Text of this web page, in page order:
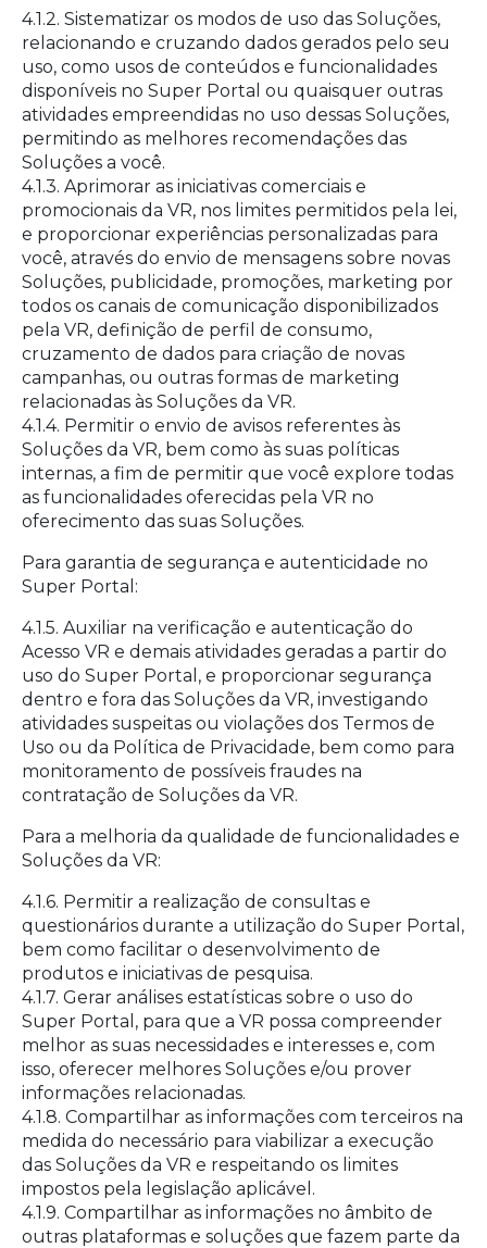
4.1.2. Sistematizar os modos de uso das Soluções,
relacionando e cruzando dados gerados pelo seu
uso, como usos de conteúdos e funcionalidades
disponíveis no Super Portal ou quaisquer outras
atividades empreendidas no uso dessas Soluções,
permitindo as melhores recomendações das
Soluções a você.
4.1.3. Aprimorar as iniciativas comerciais e
promocionais da VR, nos limites permitidos pela lei,
e proporcionar experiências personalizadas para
você, através do envio de mensagens sobre novas
Soluções, publicidade, promoções, marketing por
todos os canais de comunicação disponibilizados
pela VR, definição de perfil de consumo,
cruzamento de dados para criação de novas
campanhas, ou outras formas de marketing
relacionadas às Soluções da VR.
4.1.4. Permitir o envio de avisos referentes às
Soluções da VR, bem como às suas políticas
internas, a fim de permitir que você explore todas
as funcionalidades oferecidas pela VR no
oferecimento das suas Soluções.
Para garantia de segurança e autenticidade no
Super Portal:
4.1.5. Auxiliar na verificação e autenticação do
Acesso VR e demais atividades geradas a partir do
uso do Super Portal, e proporcionar segurança
dentro e fora das Soluções da VR, investigando
atividades suspeitas ou violações dos Termos de
Uso ou da Política de Privacidade, bem como para
monitoramento de possíveis fraudes na
contratação de Soluções da VR.
Para a melhoria da qualidade de funcionalidades e
Soluções da VR:
4.1.6. Permitir a realização de consultas e
questionários durante a utilização do Super Portal,
bem como facilitar o desenvolvimento de
produtos e iniciativas de pesquisa.
4.1.7. Gerar análises estatísticas sobre o uso do
Super Portal, para que a VR possa compreender
melhor as suas necessidades e interesses e, com
isso, oferecer melhores Soluções e/ou prover
informações relacionadas.
4.1.8. Compartilhar as informações com terceiros na
medida do necessário para viabilizar a execução
das Soluções da VR e respeitando os limites
impostos pela legislação aplicável.
4.1.9. Compartilhar as informações no âmbito de
outras plataformas e soluções que fazem parte da